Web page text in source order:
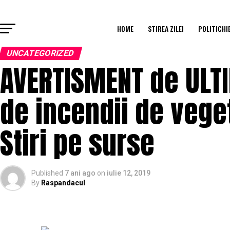
HOME STIREA ZILEI
UNCATEGORIZED
AVERTISMENT de
de incendii de
Stiri pe surse
Published 7 ani ago on iulie 12, 2019
By Raspandacul